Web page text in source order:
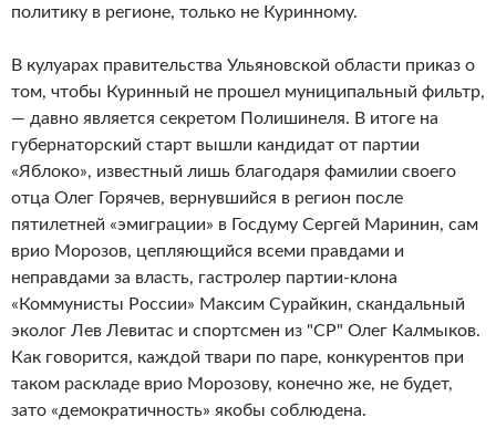
политику в регионе, только не Куринному.
В кулуарах правительства Ульяновской области приказ о
том, чтобы Куринный не прошел муниципальный фильтр,
— давно является секретом Полишинеля. В итоге на
губернаторский старт вышли кандидат от партии
«Яблоко», известный лишь благодаря фамилии своего
отца Олег Горячев, вернувшийся в регион после
пятилетней «эмиграции» в Госдуму Сергей Маринин, сам
врио Морозов, цепляющийся всеми правдами и
неправдами за власть, гастролер партии-клона
«Коммунисты России» Максим Сурайкин, скандальный
эколог Лев Левитас и спортсмен из "СР" Олег Калмыков.
Как говорится, каждой твари по паре, конкурентов при
таком раскладе врио Морозову, конечно же, не будет,
зато «демократичность» якобы соблюдена.